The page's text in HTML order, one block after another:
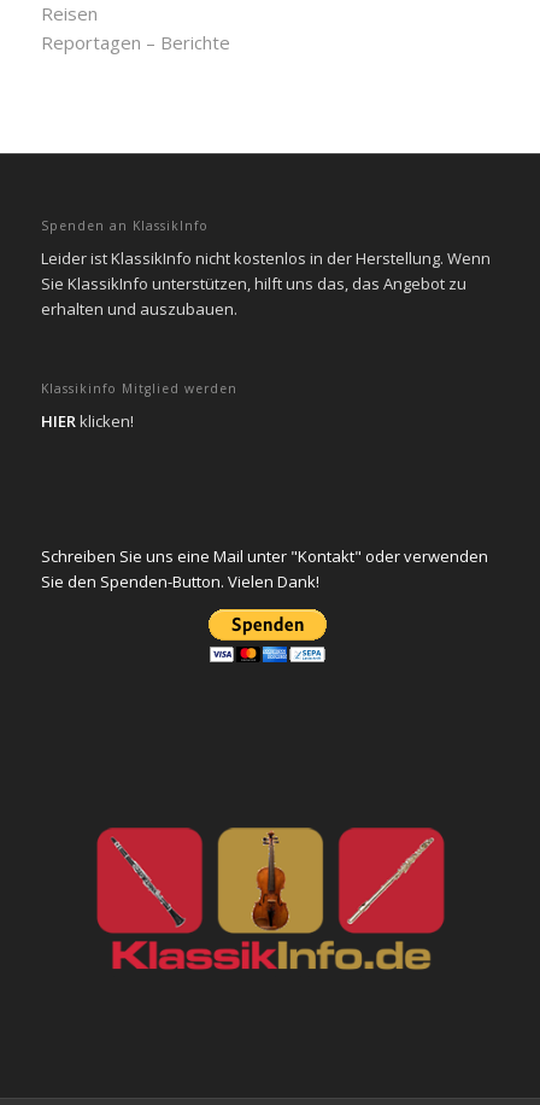
Reisen
Reportagen – Berichte
Spenden an KlassikInfo
Leider ist KlassikInfo nicht kostenlos in der Herstellung. Wenn
Sie KlassikInfo unterstützen, hilft uns das, das Angebot zu
erhalten und auszubauen.
Klassikinfo Mitglied werden
HIERklicken!
Schreiben Sie uns eine Mail unter "Kontakt" oder verwenden
Sie den Spenden-Button. Vielen Dank!